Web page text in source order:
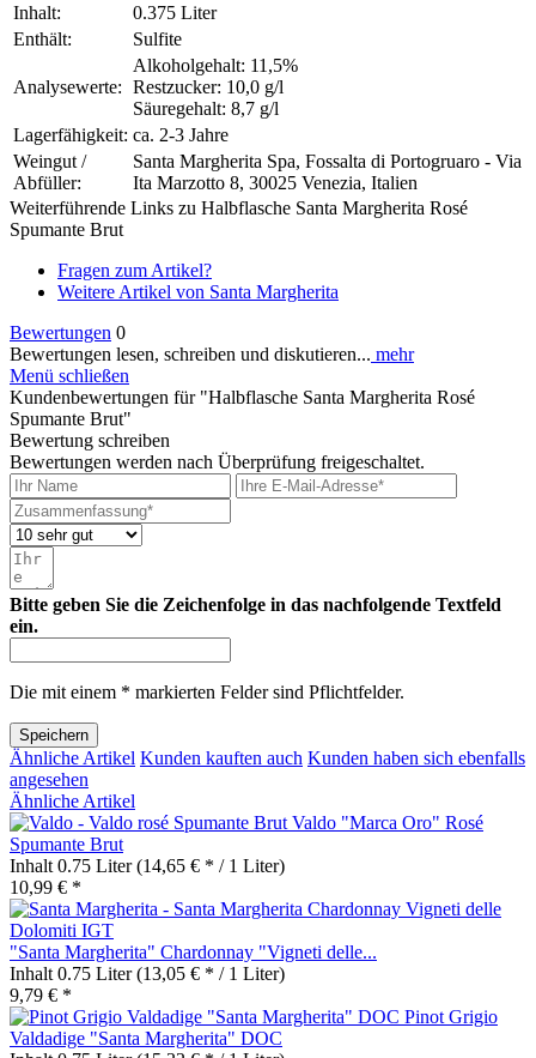
Inhalt:
0.375 Liter
Enthält:
Sulfite
Analysewerte:
Alkoholgehalt: 11,5%
Restzucker: 10,0 g/l
Säuregehalt: 8,7 g/l
Lagerfähigkeit: ca. 2-3 Jahre
Weingut /
Abfüller:
Santa Margherita Spa, Fossalta di Portogruaro - Via
Ita Marzotto 8, 30025 Venezia, Italien
Weiterführende Links zu Halbflasche Santa Margherita Rosé
Spumante Brut
Fragen zum Artikel?
Weitere Artikel von Santa Margherita
Bewertungen 0
Bewertungen lesen, schreiben und diskutieren... mehr
Menü schließen
Kundenbewertungen für "Halbflasche Santa Margherita Rosé
Spumante Brut"
Bewertung schreiben
Bewertungen werden nach Überprüfung freigeschaltet.
Bitte geben Sie die Zeichenfolge in das nachfolgende Textfeld
ein.
Die mit einem * markierten Felder sind Pflichtfelder.
Speichern
Ähnliche Artikel Kunden kauften auch Kunden haben sich ebenfalls
angesehen
Ähnliche Artikel
Valdo "Marca Oro" Rosé
Spumante Brut
Inhalt 0.75 Liter(14,65 € * / 1 Liter)
10,99 € *
"Santa Margherita" Chardonnay "Vigneti delle...
Inhalt 0.75 Liter(13,05 € * / 1 Liter)
9,79 € *
Pinot Grigio
Valdadige "Santa Margherita" DOC